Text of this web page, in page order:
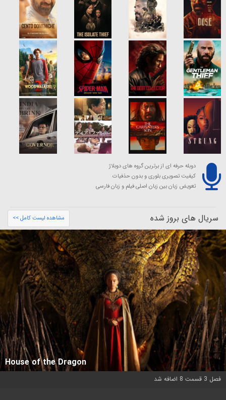
دوبله حرفه ای از برترین گروه های دوبلاژ
کیفیت تصویری بلوری و بدون حذفیات
تعویض زبان بین زبان اصلی فیلم و زبان فارسی
سریال های بروز شده مشاهده لیست کامل >>
House of the Dragon
فصل 3 قسمت 8 اضافه شد